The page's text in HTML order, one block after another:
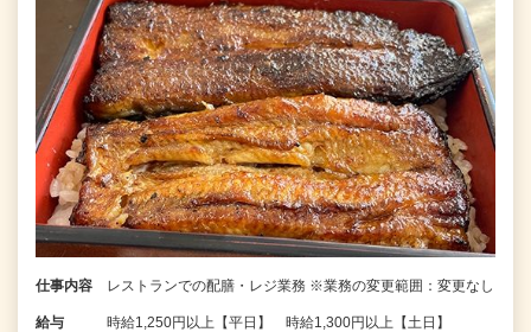
仕事内容 レストランでの配膳・レジ業務 ※業務の変更範囲：変更なし
給与 時給1,250円以上【平日】 時給1,300円以上【土日】